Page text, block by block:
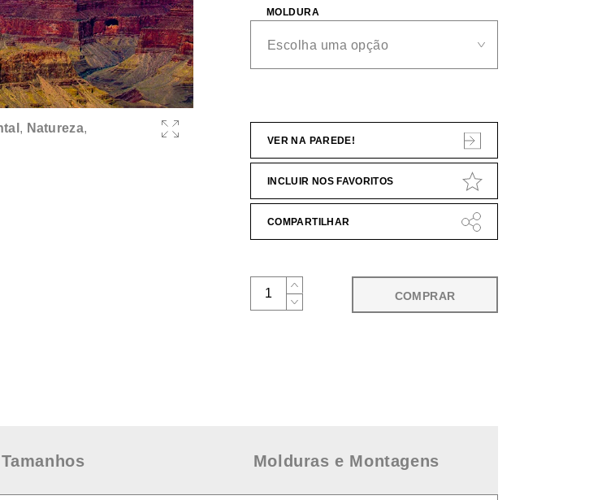
, Natureza,
MOLDURA
VER NA PAREDE!
INCLUIR NOS FAVORITOS
COMPARTILHAR
COMPRAR
Tamanhos Molduras e Montagens